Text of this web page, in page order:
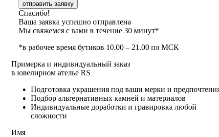
отправить заявку
Спасибо!
Ваша заявка успешно отправлена
Мы свяжемся с вами в течение 30 минут*
*в рабочее время бутиков 10.00 – 21.00 по МСК
Примерка и индивидуальный заказ
в ювелирном ателье RS
Подготовка украшения под ваши мерки и
Подбор альтернативных камней и материалов
Индивидуальные доработки и гравировка любой
сложности
Имя